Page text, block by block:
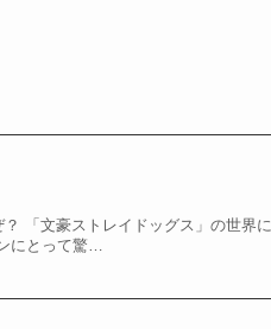
「文豪ストレイドッグス」の世界に
にとって驚…